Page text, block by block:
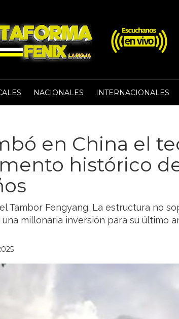
NACIONALES INTERNACIONALES
en China el
histórico
Tambor Fengyang. La estructura no
millonaria inversión para su último